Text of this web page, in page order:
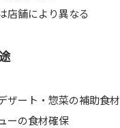
店舗により異なる
ザート・惣菜の補助食材
ーの食材確保